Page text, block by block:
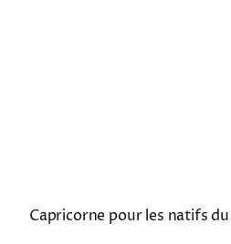
Capricorne pour les natifs